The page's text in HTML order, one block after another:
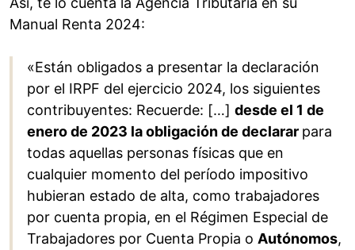
Manual Renta 2024:
«Están obligados a presentar la declaración
por el IRPF del ejercicio 2024, los siguientes
contribuyentes: Recuerde: […] desde el 1 de
enero de 2023 la obligación de declarar para
todas aquellas personas físicas que en
cualquier momento del período impositivo
hubieran estado de alta, como trabajadores
por cuenta propia, en el Régimen Especial de
Trabajadores por Cuenta Propia o Autónomos,